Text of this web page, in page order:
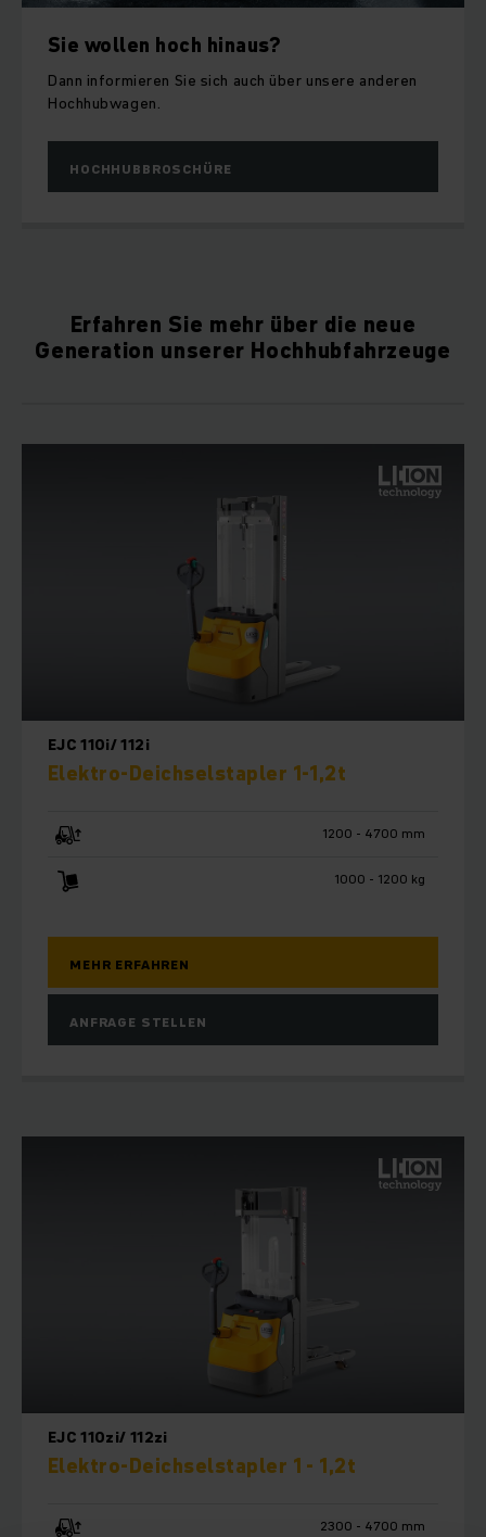
Sie wollen hoch hinaus?
Dann informieren Sie sich auch über unsere anderen
Hochhubwagen.
HOCHHUBBROSCHÜRE
Erfahren Sie mehr über die neue
Generation unserer Hochhubfahrzeuge
EJC 110i/ 112i
Elektro-Deichselstapler 1-1,2t
1200 - 4700 mm
1000 - 1200 kg
MEHR ERFAHREN
ANFRAGE STELLEN
EJC 110zi/ 112zi
Elektro-Deichselstapler 1 - 1,2t
2300 - 4700 mm